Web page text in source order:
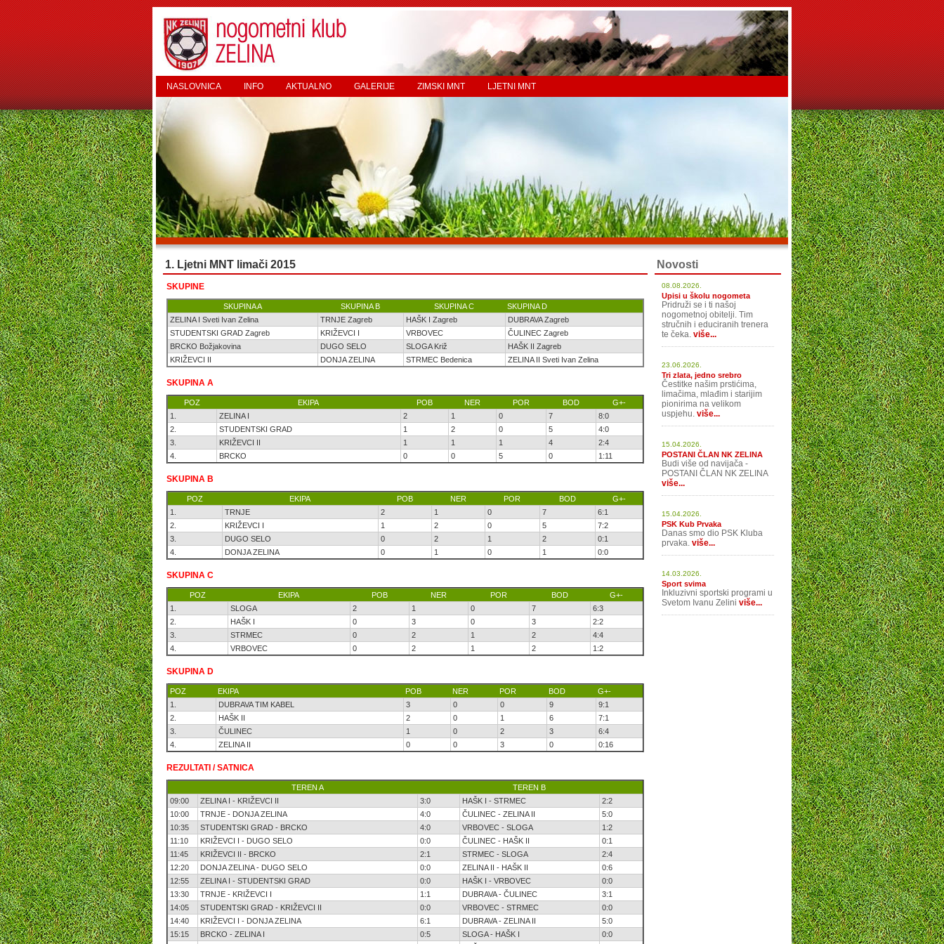
NASLOVNICA INFO AKTUALNO GALERIJE ZIMSKI MNT LJETNI MNT
1. Ljetni MNT limači 2015
SKUPINE
SKUPINA A SKUPINA B SKUPINA C
SKUPINA D
ZELINA I Sveti Ivan Zelina
TRNJE Zagreb HAŠK I Zagreb
DUBRAVA Zagreb
STUDENTSKI GRAD Zagreb
KRIŽEVCI I VRBOVEC
ČULINEC Zagreb
BRCKO Božjakovina
DUGO SELO SLOGA Križ
HAŠK II Zagreb
KRIŽEVCI II
DONJA ZELINA STRMEC Bedenica ZELINA II Sveti Ivan Zelina
SKUPINA A
POZ EKIPA POB NER POR BOD
G+-
1.
ZELINA I 2 1 0 7
8:0
2.
STUDENTSKI GRAD 1 2 0 5
4:0
3.
KRIŽEVCI II 1 1 1 4
2:4
4.
BRCKO 0 0 5 0 1:11
SKUPINA B
POZ EKIPA POB NER POR BOD
G+-
1.
TRNJE 2 1 0 7
6:1
2.
KRIŽEVCI I 1 2 0 5
7:2
3.
DUGO SELO 0 2 1 2
0:1
4.
DONJA ZELINA 0 1 0 1 0:0
SKUPINA C
POZ EKIPA POB NER POR BOD
G+-
1.
SLOGA 2 1 0 7
6:3
2.
HAŠK I 0 3 0 3
2:2
3.
STRMEC 0 2 1 2
4:4
4.
VRBOVEC 0 2 1 2 1:2
SKUPINA D
POZ EKIPA POB NER POR BOD
G+-
1.
DUBRAVA TIM KABEL 3 0 0 9
9:1
2.
HAŠK II 2 0 1 6
7:1
3.
ČULINEC 1 0 2 3
6:4
4.
ZELINA II 0 0 3 0 0:16
REZULTATI / SATNICA
TEREN A
TEREN B
09:00
ZELINA I - KRIŽEVCI II 3:0 HAŠK I - STRMEC
2:2
10:00
TRNJE - DONJA ZELINA 4:0 ČULINEC - ZELINA II
5:0
10:35
STUDENTSKI GRAD - BRCKO 4:0 VRBOVEC - SLOGA
1:2
11:10
KRIŽEVCI I - DUGO SELO 0:0 ČULINEC - HAŠK II
0:1
11:45
KRIŽEVCI II - BRCKO 2:1 STRMEC - SLOGA
2:4
12:20
DONJA ZELINA - DUGO SELO 0:0 ZELINA II - HAŠK II
0:6
12:55
ZELINA I - STUDENTSKI GRAD 0:0 HAŠK I - VRBOVEC
0:0
13:30
TRNJE - KRIŽEVCI I 1:1 DUBRAVA - ČULINEC
3:1
14:05
STUDENTSKI GRAD - KRIŽEVCI II 0:0 VRBOVEC - STRMEC
0:0
14:40
KRIŽEVCI I - DONJA ZELINA 6:1 DUBRAVA - ZELINA II
5:0
15:15
BRCKO - ZELINA I 0:5 SLOGA - HAŠK I
0:0
Novosti
08.08.2026.
Upisi u školu nogometa
Pridruži se i ti našoj
nogometnoj obitelji. Tim
stručnih i educiranih trenera
te čeka. više...
23.06.2026.
Tri zlata, jedno srebro
Čestitke našim prstićima,
limačima, mlađim i starijim
pionirima na velikom
uspjehu. više...
15.04.2026.
POSTANI ČLAN NK ZELINA
Budi više od navijača -
POSTANI ČLAN NK ZELINA
više...
15.04.2026.
PSK Kub Prvaka
Danas smo dio PSK Kluba
prvaka. više...
14.03.2026.
Sport svima
Inkluzivni sportski programi u
Svetom Ivanu Zelini više...